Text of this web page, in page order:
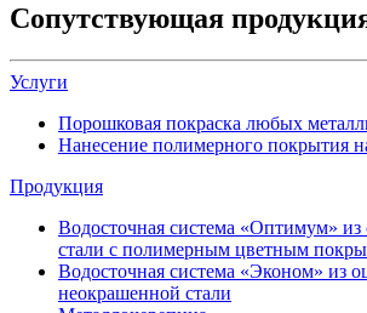
Сопутствующая
Услуги
Порошковая покраска любых
Нанесение полимерного покрытия
Продукция
Водосточная система «Оптимум»
стали с полимерным цветным
Водосточная система «Эконом» из
неокрашенной стали